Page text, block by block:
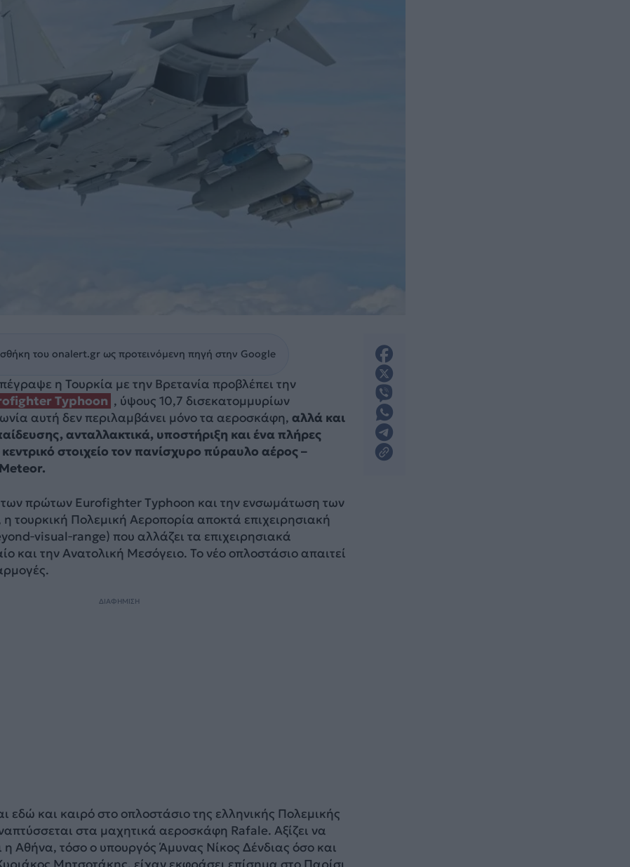
του onalert.gr ως προτεινόμενη πηγή στην Google
η Τουρκία με την Βρετανία προβλέπει την
Typhoon , ύψους 10,7 δισεκατομμυρίων
αυτή δεν περιλαμβάνει μόνο τα αεροσκάφη, αλλά και
ανταλλακτικά, υποστήριξη και ένα πλήρες
στοιχείο τον πανίσχυρο πύραυλο αέρος –
πρώτων Eurofighter Typhoon και την ενσωμάτωση των
τουρκική Πολεμική Αεροπορία αποκτά επιχειρησιακή
που αλλάζει τα επιχειρησιακά
και την Ανατολική Μεσόγειο. Το νέο οπλοστάσιο απαιτεί
ΔΙΑΦΗΜΙΣΗ
εδώ και καιρό στο οπλοστάσιο της ελληνικής Πολεμικής
στα μαχητικά αεροσκάφη Rafale. Αξίζει να
η Αθήνα, τόσο ο υπουργός Άμυνας Νίκος Δένδιας όσο και